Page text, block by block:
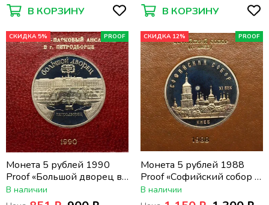
В КОРЗИНУ В КОРЗИНУ
СКИДКА 5% PROOF
Монета 5 рублей 1990
Proof «Большой дворец в
Петродворце» в футляре
Госбанка СССР
В наличии
СКИДКА 12% PROOF
Монета 5 рублей 1988
Proof «Софийский собор в
Киеве» в футляре
Госбанка СССР
В наличии